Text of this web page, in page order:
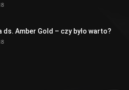
ds. Amber Gold – czy było warto?